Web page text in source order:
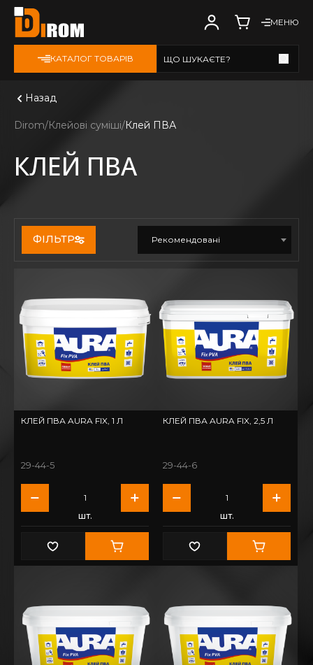
МЕНЮ
КАТАЛОГ ТОВАРІВ ЩО ШУКАЄТЕ?
Назад
Dirom Клейові суміші Клей ПВА
КЛЕЙ ПВА
ФІЛЬТР Рекомендовані
КЛЕЙ ПВА AURA FIX, 1 Л
29-44-5
шт.
КЛЕЙ ПВА AURA FIX, 2,5 Л
29-44-6
шт.